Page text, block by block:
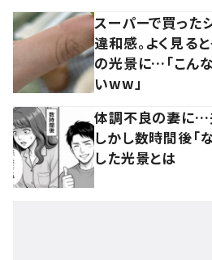
スーパーで買った
違和感。よく見る
の光景に…「こんな
いww」
体調不良の妻に…
しかし数時間後「
した光景とは